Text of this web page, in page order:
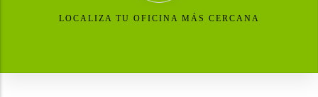
LOCALIZA TU OFICINA MÁS CERCANA